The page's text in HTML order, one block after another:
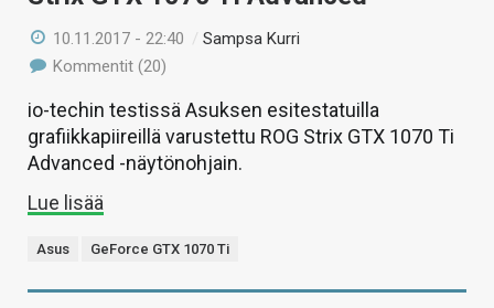
10.11.2017 - 22:40 /Sampsa Kurri
Kommentit (20)
io-techin testissä Asuksen esitestatuilla
grafiikkapiireillä varustettu ROG Strix GTX 1070 Ti
Advanced -näytönohjain.
Lue lisää
Asus GeForce GTX 1070 Ti